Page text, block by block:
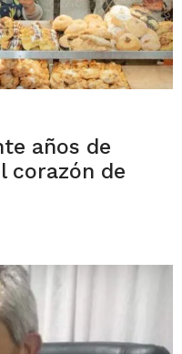
años de
corazón de